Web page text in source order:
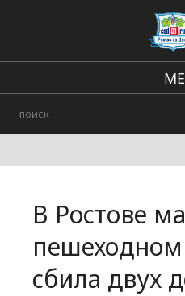
В Ростове
сбила двух